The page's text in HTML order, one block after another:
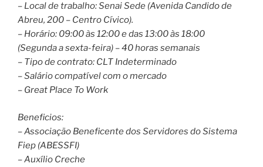
– Local de trabalho: Senai Sede (Avenida Candido de
Abreu, 200 – Centro Cívico).
– Horário: 09:00 às 12:00 e das 13:00 às 18:00
(Segunda a sexta-feira) – 40 horas semanais
– Tipo de contrato: CLT Indeterminado
– Salário compatível com o mercado
– Great Place To Work
Beneficios:
– Associação Beneficente dos Servidores do Sistema
Fiep (ABESSFI)
– Auxílio Creche